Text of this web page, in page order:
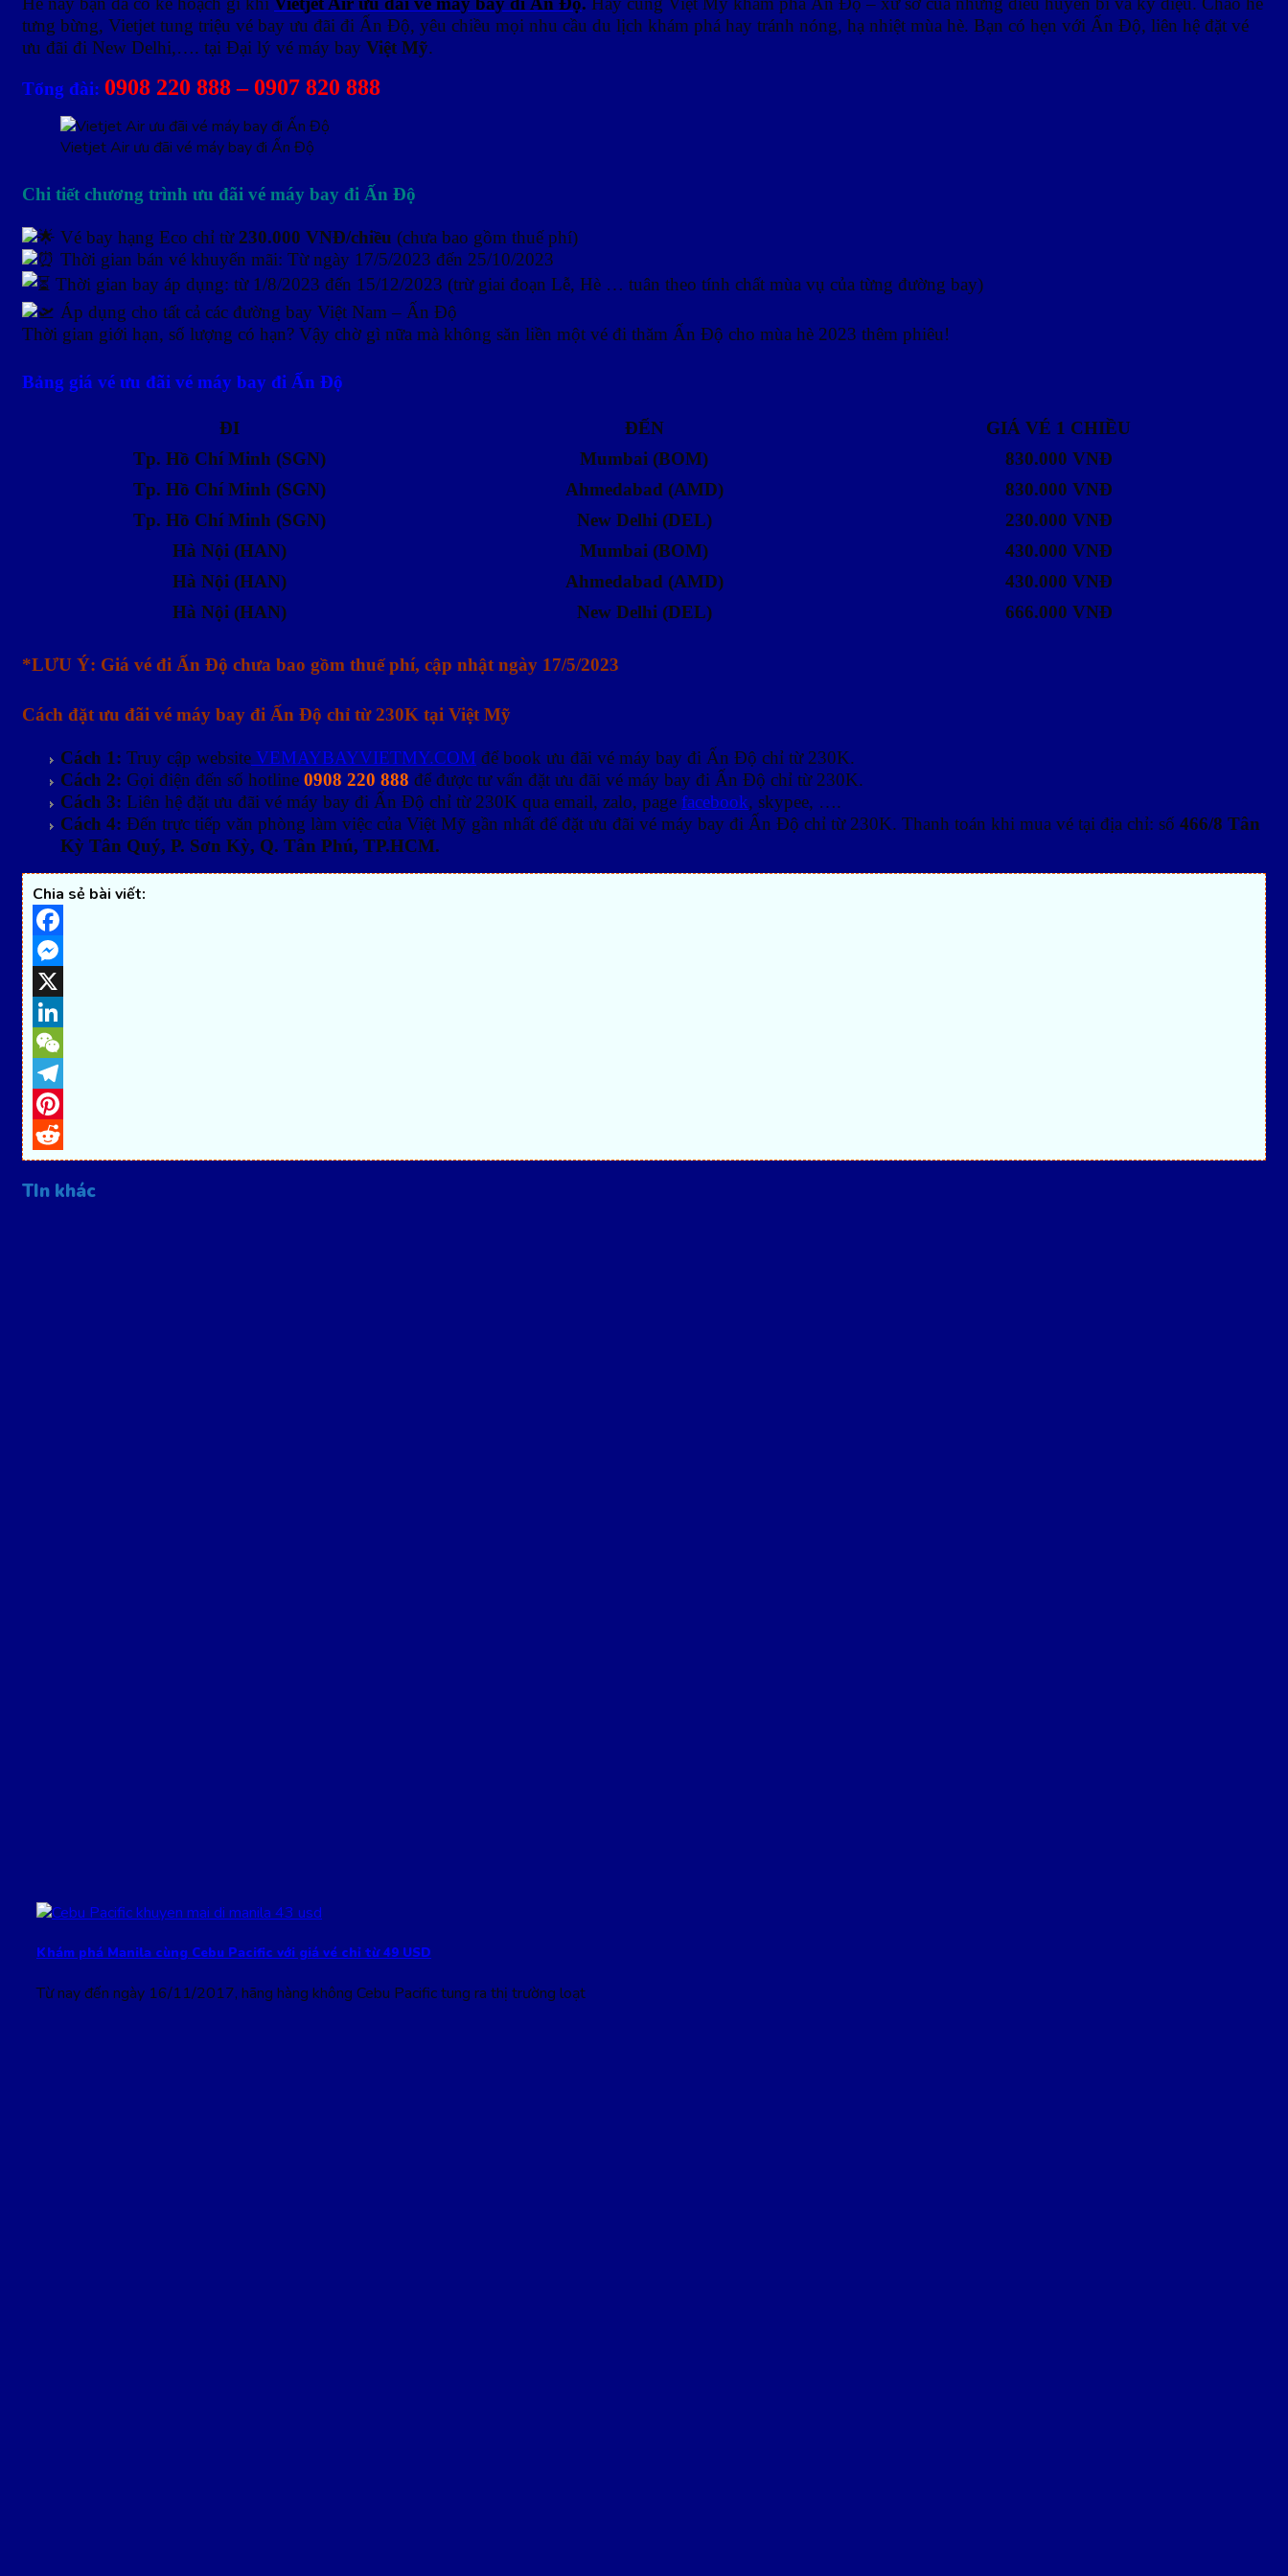
tưng bừng, Vietjet tung triệu vé bay ưu đãi đi Ấn Độ, yêu chiều mọi nhu cầu du lịch khám phá hay tránh nóng, hạ nhiệt mùa hè. Bạn có hẹn với Ấn Độ, liên hệ đặt vé
ưu đãi đi New Delhi,…. tại Đại lý vé máy bay Việt Mỹ.
Tổng đài: 0908 220 888 – 0907 820 888
Vietjet Air ưu đãi vé máy bay đi Ấn Độ
Chi tiết chương trình ưu đãi vé máy bay đi Ấn Độ
Vé bay hạng Eco chỉ từ 230.000 VNĐ/chiều (chưa bao gồm thuế phí)
Thời gian bán vé khuyến mãi: Từ ngày 17/5/2023 đến 25/10/2023
Thời gian bay áp dụng: từ 1/8/2023 đến 15/12/2023 (trừ giai đoạn Lễ, Hè … tuân theo tính chất mùa vụ của từng đường bay)
Áp dụng cho tất cả các đường bay Việt Nam – Ấn Độ
Thời gian giới hạn, số lượng có hạn? Vậy chờ gì nữa mà không săn liền một vé đi thăm Ấn Độ cho mùa hè 2023 thêm phiêu!
Bảng giá vé ưu đãi vé máy bay đi Ấn Độ
ĐI ĐẾN
GIÁ VÉ 1 CHIỀU
Tp. Hồ Chí Minh (SGN)
Mumbai (BOM)
830.000 VNĐ
Tp. Hồ Chí Minh (SGN)
Ahmedabad (AMD)
830.000 VNĐ
Tp. Hồ Chí Minh (SGN)
New Delhi (DEL)
230.000 VNĐ
Hà Nội (HAN)
Mumbai (BOM)
430.000 VNĐ
Hà Nội (HAN)
Ahmedabad (AMD)
430.000 VNĐ
Hà Nội (HAN)
New Delhi (DEL) 666.000 VNĐ
*LƯU Ý: Giá vé đi Ấn Độ chưa bao gồm thuế phí, cập nhật ngày 17/5/2023
Cách đặt ưu đãi vé máy bay đi Ấn Độ chỉ từ 230K tại Việt Mỹ
Cách 1: Truy cập website VEMAYBAYVIETMY.COM để book ưu đãi vé máy bay đi Ấn Độ chỉ từ 230K.
Cách 2: Gọi điện đến số hotline 0908 220 888 để được tư vấn đặt ưu đãi vé máy bay đi Ấn Độ chỉ từ 230K.
Cách 3: Liên hệ đặt ưu đãi vé máy bay đi Ấn Độ chỉ từ 230K qua email, zalo, page facebook, skypee, ….
Cách 4: Đến trực tiếp văn phòng làm việc của Việt Mỹ gần nhất để đặt ưu đãi vé máy bay đi Ấn Độ chỉ từ 230K. Thanh toán khi mua vé tại địa chỉ: số 466/8 Tân
Kỳ Tân Quý, P. Sơn Kỳ, Q. Tân Phú, TP.HCM.
Chia sẻ bài viết:
Facebook
Messenger
X
LinkedIn
WeChat
Telegram
Pinterest
Reddit
TIn khác
Khám phá Manila cùng Cebu Pacific với giá vé chỉ từ 49 USD
Từ nay đến ngày 16/11/2017, hãng hàng không Cebu Pacific tung ra thị trường loạt